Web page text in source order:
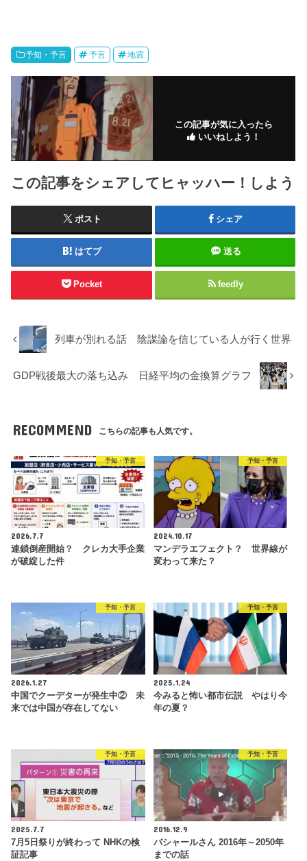
予知・予言 予言 地震
この記事が気に入ったら
いいねしよう！
この記事をシェアしてヒャッハー！しよう
ポスト シェア
はてブ 送る
Pocket feedly
列車が別れる話 陰謀論を信じている人が行く世界
GDP戦後最大の落ち込み 日経平均の金換算グラフ
RECOMMEND こちらの記事も人気です。
予知・予言
2026.7.7
連鎖倒産開始？ クレカ大手企業
が破綻した件
予知・予言
2024.10.17
マンデラエフェクト？ 世界線が
変わって来た？
予知・予言
2026.1.27
中国でクーデターが発生中② 未
来では中国が存在してない
予知・予言
2025.1.24
今みると怖い都市伝説 やはり今
年の夏？
予知・予言
2025.7.7
7月5日祭りが終わって NHKの検
証記事
予知・予言
2016.12.9
バシャールさん 2016年～2050年
までの話